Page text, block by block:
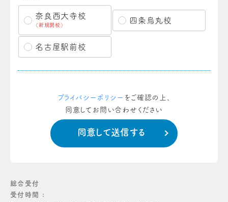
奈良西大寺校
（新規開校）
四条烏丸校
名古屋駅前校
プライバシーポリシー をご確認の上、
同意してお問い合わせください
総合受付
受付時間 :